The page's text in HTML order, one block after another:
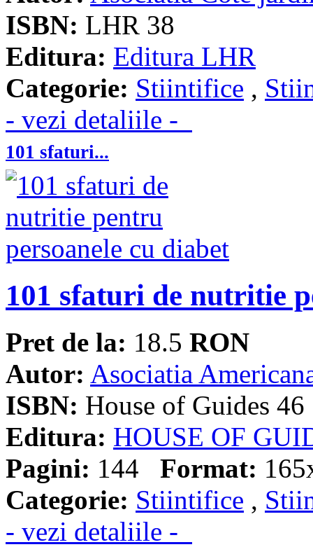
ISBN: LHR 38
Editura: Editura LHR
Categorie: Stiintifice ,
- vezi detaliile -
101 sfaturi...
101 sfaturi de nutritie
Pret de la: 18.5 RON
Autor: Asociatia
ISBN: House of Guides 46
Editura: HOUSE OF
Pagini: 144 Format:
Categorie: Stiintifice ,
- vezi detaliile -